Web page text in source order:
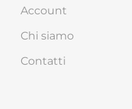
Account
Chi siamo
Contatti